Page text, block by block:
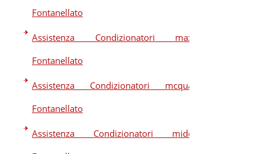
Fontanellato
Assistenza Condizionatori maxa
Fontanellato
Assistenza Condizionatori mcquay
Fontanellato
Assistenza Condizionatori midea